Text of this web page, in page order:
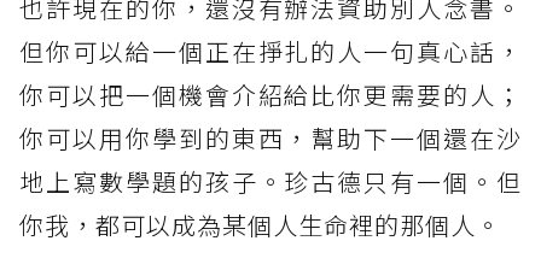
也許現在的你，還沒有辦法資助別人念書。
但你可以給一個正在掙扎的人一句真心話，
你可以把一個機會介紹給比你更需要的人；
你可以用你學到的東西，幫助下一個還在沙
地上寫數學題的孩子。珍古德只有一個。但
你我，都可以成為某個人生命裡的那個人。